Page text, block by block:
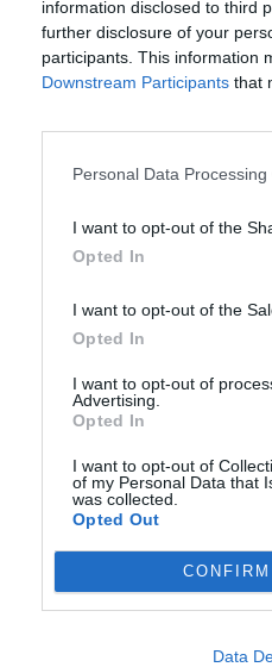
information disclosed to third
further disclosure of your
participants. This information
Downstream Participants that
Personal Data
I want to opt-out of the
Opted In
I want to opt-out of the
Opted In
I want to opt-out of
Advertising.
Opted In
I want to opt-out of
of my Personal Data that
was collected.
Opted Out
CONFIRM
Data
de les
copia